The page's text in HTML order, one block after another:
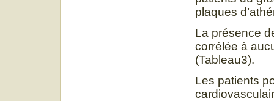
plaques
La présence
corrélée à
(Tableau3).
Les patients